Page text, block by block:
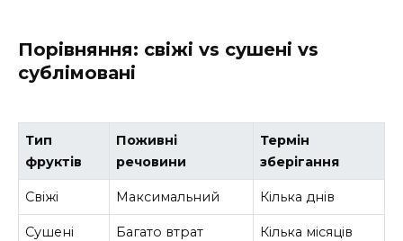
Порівняння: свіжі vs сушені vs
сублімовані
Тип
фруктів
Поживні
речовини
Термін
зберігання
Свіжі Максимальний Кілька днів
Сушені Багато втрат Кілька місяців